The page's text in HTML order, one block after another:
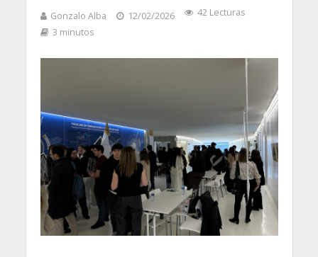
Gonzalo Alba 12/02/2026
42 Lecturas
3 minutos